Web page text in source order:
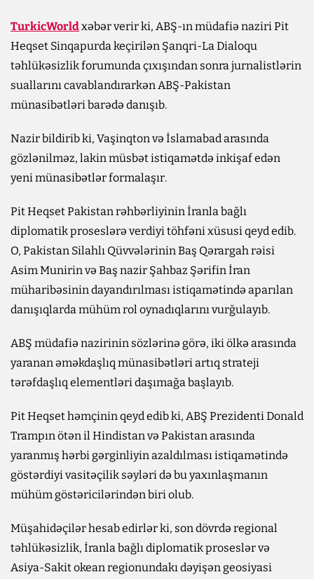
TurkicWorldxəbər verir ki, ABŞ-ın müdafiə naziri Pit
Heqset Sinqapurda keçirilən Şanqri-La Dialoqu
təhlükəsizlik forumunda çıxışından sonra jurnalistlərin
suallarını cavablandırarkən ABŞ-Pakistan
münasibətləri barədə danışıb.
Nazir bildirib ki, Vaşinqton və İslamabad arasında
gözlənilməz, lakin müsbət istiqamətdə inkişaf edən
yeni münasibətlər formalaşır.
Pit Heqset Pakistan rəhbərliyinin İranla bağlı
diplomatik proseslərə verdiyi töhfəni xüsusi qeyd edib.
O, Pakistan Silahlı Qüvvələrinin Baş Qərargah rəisi
Asim Munirin və Baş nazir Şahbaz Şərifin İran
müharibəsinin dayandırılması istiqamətində aparılan
danışıqlarda mühüm rol oynadıqlarını vurğulayıb.
ABŞ müdafiə nazirinin sözlərinə görə, iki ölkə arasında
yaranan əməkdaşlıq münasibətləri artıq strateji
tərəfdaşlıq elementləri daşımağa başlayıb.
Pit Heqset həmçinin qeyd edib ki, ABŞ Prezidenti Donald
Trampın ötən il Hindistan və Pakistan arasında
yaranmış hərbi gərginliyin azaldılması istiqamətində
göstərdiyi vasitəçilik səyləri də bu yaxınlaşmanın
mühüm göstəricilərindən biri olub.
Müşahidəçilər hesab edirlər ki, son dövrdə regional
təhlükəsizlik, İranla bağlı diplomatik proseslər və
Asiya-Sakit okean regionundakı dəyişən geosiyasi